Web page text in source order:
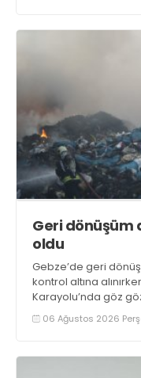
Geri dönüşüm
oldu
Gebze’de geri
kontrol altına
Karayolu’nda göz
06 Ağustos 2026